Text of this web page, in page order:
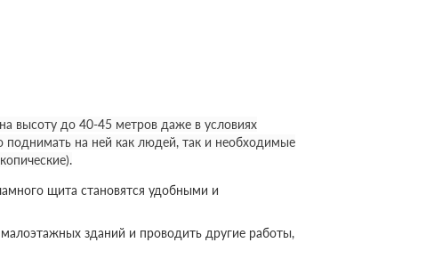
высоту до 40-45 метров даже в условиях
поднимать на ней как людей, так и необходимые
щита становятся удобными и
зданий и проводить другие работы,